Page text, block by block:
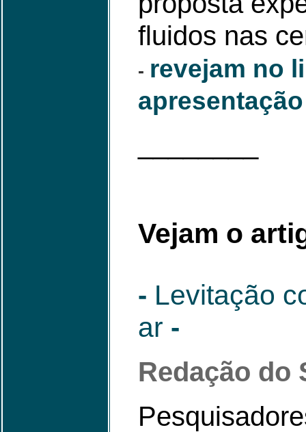
fluidos nas
- revejam no
apresentação
Vejam o
- Levitação
ar -
Redação do